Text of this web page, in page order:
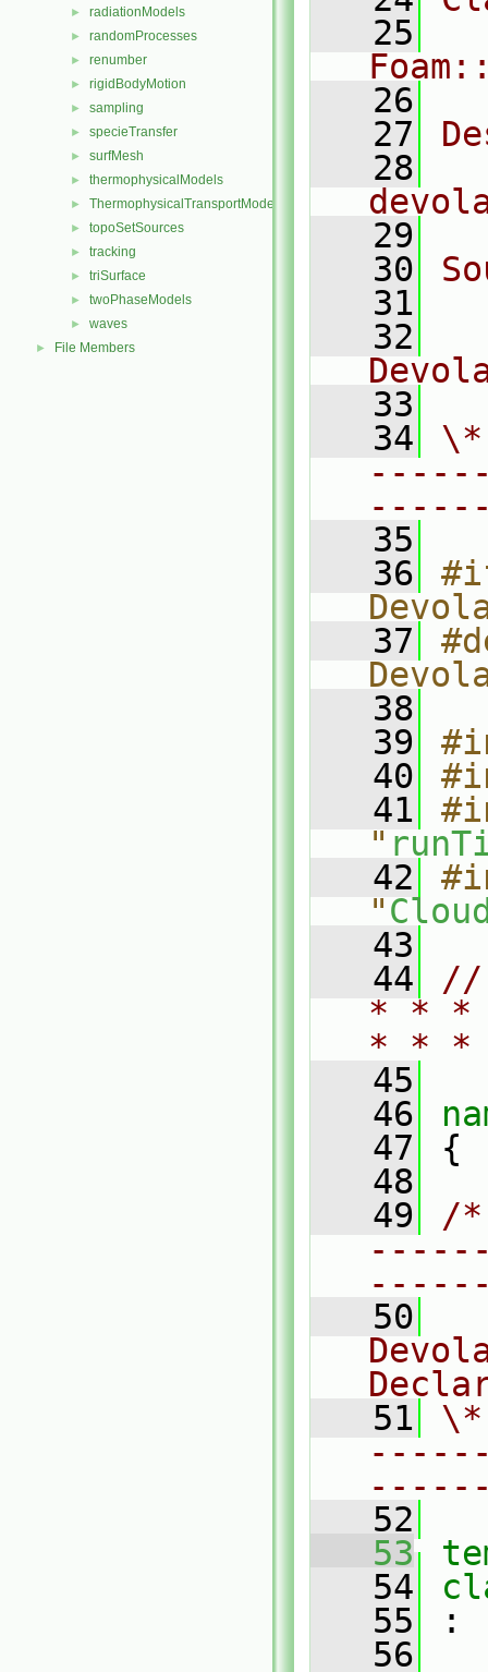
► radiationModels
► randomProcesses
► renumber
► rigidBodyMotion
► sampling
► specieTransfer
► surfMesh
► thermophysicalModels
► ThermophysicalTransportModels
► topoSetSources
► tracking
► triSurface
► twoPhaseModels
► waves
► File Members
   25
   26
   27
   28
   29
   30
   31
   32
   33
   34
   35
   36
   37
   38
   39
   40
   41
"
   42
"
   43
   44
//
* * *
* *
   45
   46
   47
{
   48
   49
/
   50
   51
   52
   53
   54
   55
:
   56